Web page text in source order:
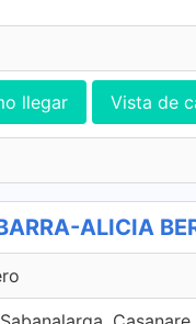
llegar Vista de
ALICIA